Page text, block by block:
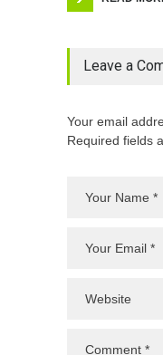
Leave a
Your email
Required fields